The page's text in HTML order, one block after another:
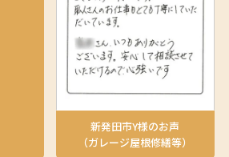
新発田市Y様のお声
（ガレージ屋根修繕等）